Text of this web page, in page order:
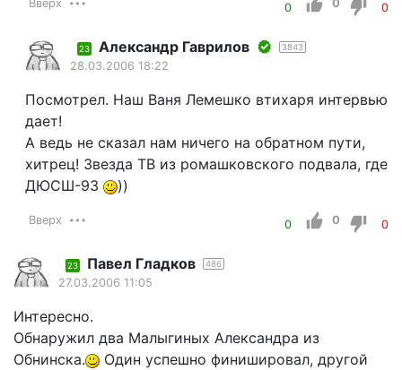
Вверх 0 0 0
23 Александр Гаврилов 3843
28.03.2006 18:22
Посмотрел. Наш Ваня Лемешко втихаря интервью
дает!
А ведь не сказал нам ничего на обратном пути,
хитрец! Звезда ТВ из ромашковского подвала, где
ДЮСШ-93
))
Вверх 0 0 0
23 Павел Гладков 486
27.03.2006 11:05
Интересно.
Обнаружил два Малыгиных Александра из
Обнинска.
Один успешно финишировал, другой